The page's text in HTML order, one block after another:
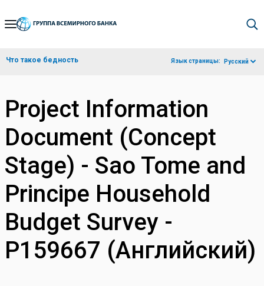
Skip
Navigation
Что такое бедность Язык страницы: Русский
Project Information
Document (Concept
Stage) - Sao Tome and
Principe Household
Budget Survey -
P159667 (Английский)